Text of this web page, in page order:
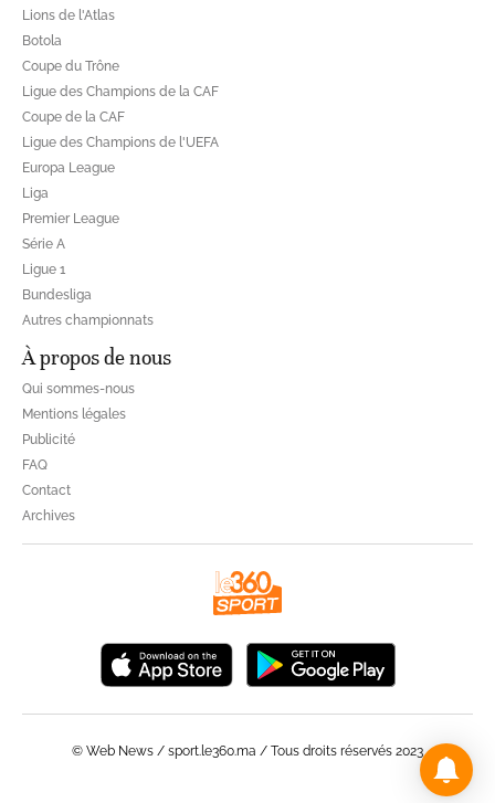
Lions de l'Atlas
Botola
Coupe du Trône
Ligue des Champions de la CAF
Coupe de la CAF
Ligue des Champions de l'UEFA
Europa League
Liga
Premier League
Série A
Ligue 1
Bundesliga
Autres championnats
À propos de nous
Qui sommes-nous
Mentions légales
Publicité
FAQ
Contact
Archives
© Web News / sport.le360.ma / Tous droits réservés 2023